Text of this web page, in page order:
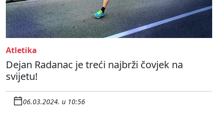
Atletika
Dejan Radanac je treći najbrži čovjek na
svijetu!
06.03.2024. u 10:56